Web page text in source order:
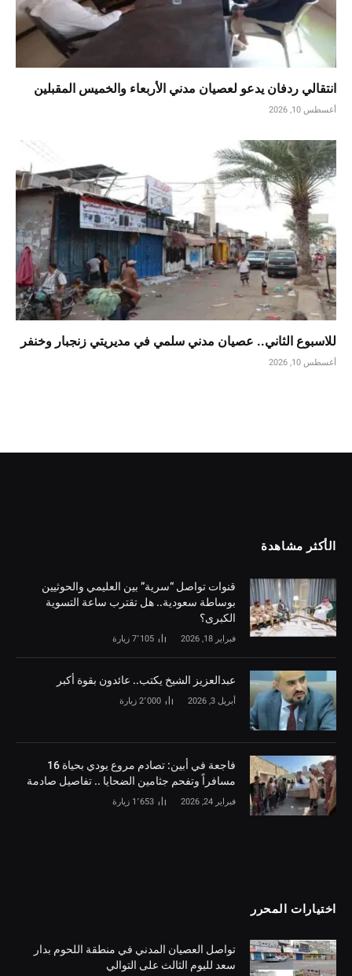
انتقالي ردفان يدعو لعصيان مدني الأربعاء والخميس المقبلين
أغسطس 10, 2026
للاسبوع الثاني.. عصيان مدني سلمي في مديريتي زنجبار وخنفر
أغسطس 10, 2026
الأكثر مشاهدة
قنوات تواصل “سرية” بين العليمي والحوثيين
بوساطة سعودية.. هل تقترب ساعة التسوية
الكبرى؟
فبراير 18, 2026 7٬105 زيارة
‏عبدالعزيز الشيخ يكتب.. عائدون بقوة أكبر
أبريل 3, 2026 2٬000 زيارة
فاجعة في أبين: تصادم مروع يودي بحياة 16
مسافراً وتفحم جثامين الضحايا .. تفاصيل صادمة
فبراير 24, 2026 1٬653 زيارة
اختيارات المحرر
تواصل العصيان المدني في منطقة اللحوم بدار
سعد لليوم الثالث على التوالي